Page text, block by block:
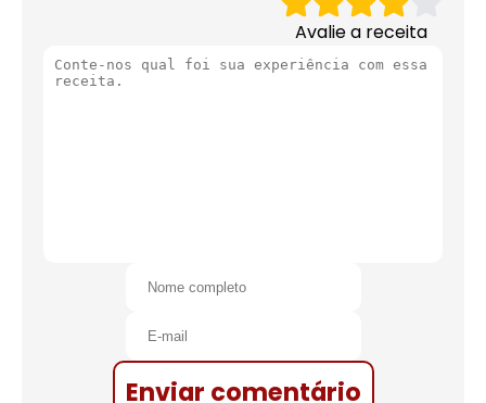
Avalie a receita
Enviar comentário